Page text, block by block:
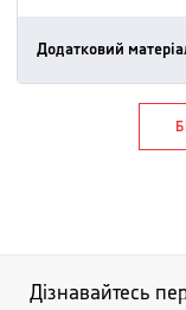
Додатковий
Дізнавайтесь